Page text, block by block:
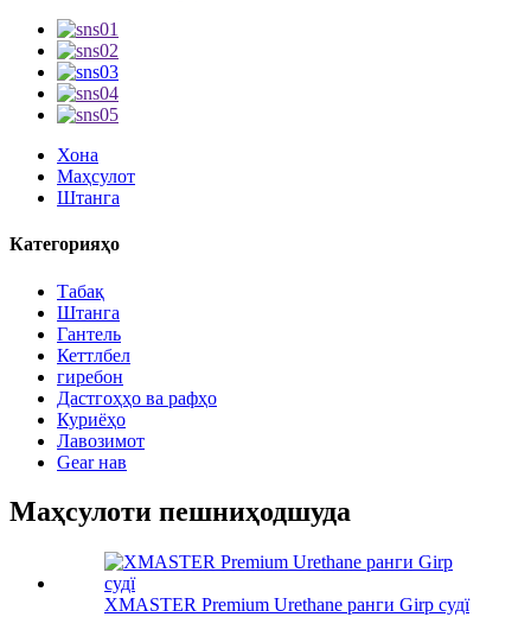
Хона
Маҳсулот
Штанга
Категорияҳо
Табақ
Штанга
Гантель
Кеттлбел
гиребон
Дастгоҳҳо ва рафҳо
Куриёҳо
Лавозимот
Gear нав
Маҳсулоти пешниҳодшуда
XMASTER Premium Urethane ранги Girp судї